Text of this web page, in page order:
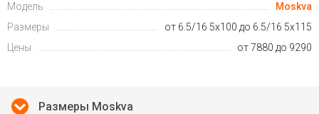
Модель
Moskva
Размеры
от 6.5/16 5x100 до 6.5/16 5x115
Цены
от 7880 до 9290
Размеры Moskva